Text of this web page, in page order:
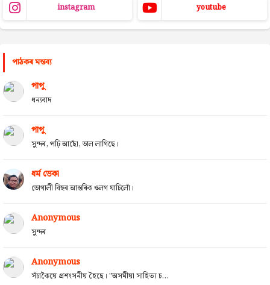
instagram youtube
পাঠকৰ মন্তব্য
পাপু
ধন্যবাদ
পাপু
সুন্দৰ, পঢ়ি আছোঁ, ভাল লাগিছে।
ধৰ্ম ডেকা
ভোগালী বিহুৰ আন্তৰিক ওলগ যাচিলোঁ।
Anonymous
সুন্দৰ
Anonymous
সঁচাকৈয়ে প্ৰশংসনীয় হৈছে। "অসমীয়া সাহিত্য চ...